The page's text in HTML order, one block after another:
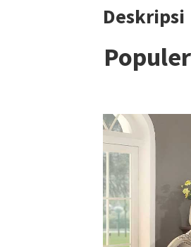
Deskripsi
Populer